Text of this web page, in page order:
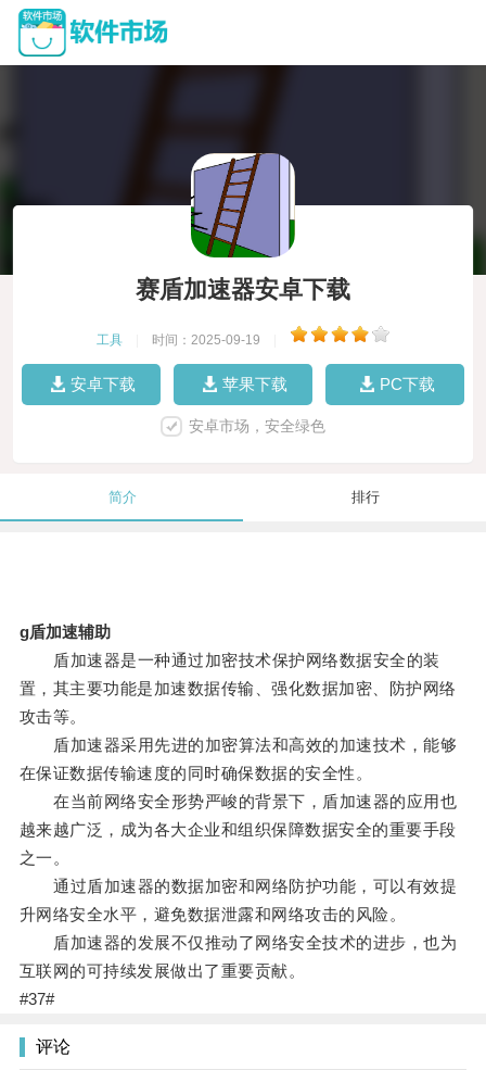
赛盾加速器安卓下载
工具 时间：2025-09-19
安卓下载 苹果下载 PC下载
安卓市场，安全绿色
简介 排行
g盾加速辅助
盾加速器是一种通过加密技术保护网络数据安全的装
置，其主要功能是加速数据传输、强化数据加密、防护网络
攻击等。
盾加速器采用先进的加密算法和高效的加速技术，能够
在保证数据传输速度的同时确保数据的安全性。
在当前网络安全形势严峻的背景下，盾加速器的应用也
越来越广泛，成为各大企业和组织保障数据安全的重要手段
之一。
通过盾加速器的数据加密和网络防护功能，可以有效提
升网络安全水平，避免数据泄露和网络攻击的风险。
盾加速器的发展不仅推动了网络安全技术的进步，也为
互联网的可持续发展做出了重要贡献。
#37#
评论